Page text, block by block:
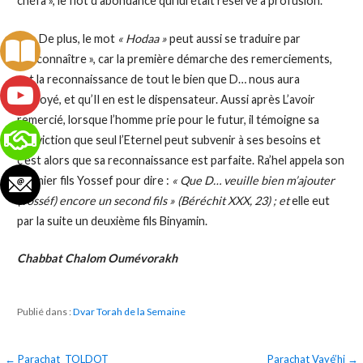
De plus, le mot « Hodaa »peut aussi se traduire par
« reconnaître », car la première démarche des remerciements,
est la reconnaissance de tout le bien que D… nous aura
octroyé, et qu’Il en est le dispensateur. Aussi après L’avoir
remercié, lorsque l’homme prie pour le futur, il témoigne sa
conviction que seul l’Eternel peut subvenir à ses besoins et
c’est alors que sa reconnaissance est parfaite. Ra’hel appela son
premier fils Yossef pour dire : « Que D… veuille bien m’ajouter
(Yosséf) encore un second fils » (Béréchit XXX, 23) ; etelle eut
par la suite un deuxième fils Binyamin.
Chabbat Chalom Oumévorakh
Publié dans :Dvar Torah de la Semaine
← Parachat TOLDOT Parachat Vayé’hi →